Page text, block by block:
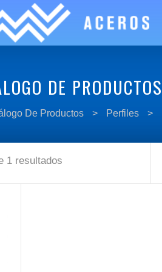
DE PRODUCTOS
De Productos > Perfiles >
1 resultados